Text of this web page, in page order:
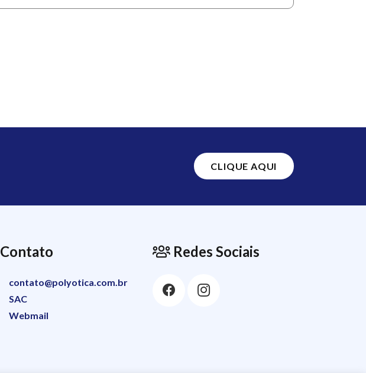
CLIQUE AQUI
Contato
contato@polyotica.com.br
SAC
Webmail
Redes Sociais